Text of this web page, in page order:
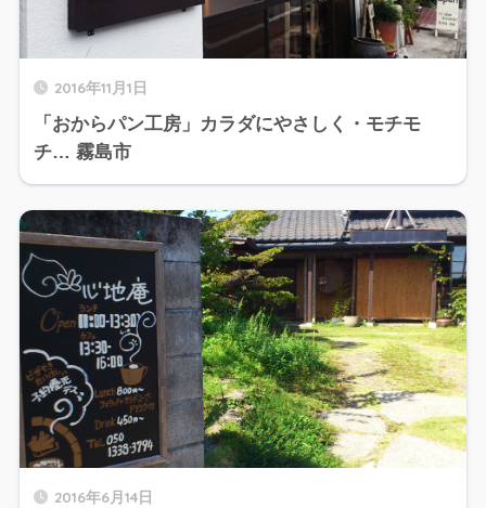
2016年11月1日
「おからパン工房」カラダにやさしく・モチモ
チ… 霧島市
2016年6月14日